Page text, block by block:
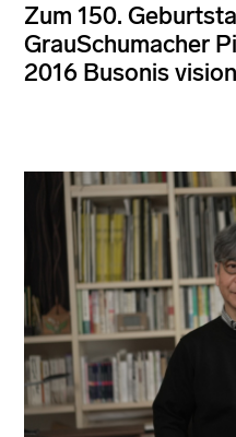
Zum 150.
GrauSchumacher
2016 Busonis